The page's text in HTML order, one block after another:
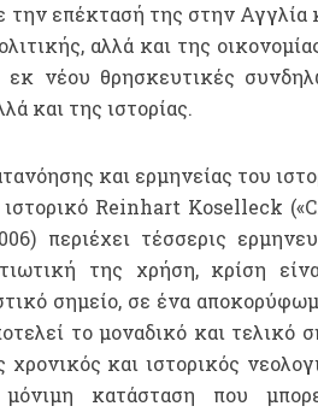
την επέκτασή της στην Αγγλία
αλλά και της
εκ νέου θρησκευτικές
και της ιστορίας.
και ερμηνείας του
Reinhart Koselleck
περιέχει τέσσερις
της χρήση, κρίση
σημείο, σε ένα
το μοναδικό και τελικό
και ιστορικός
κατάσταση που